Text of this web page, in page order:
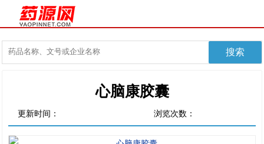
心脑康胶囊
更新时间： 浏览次数：